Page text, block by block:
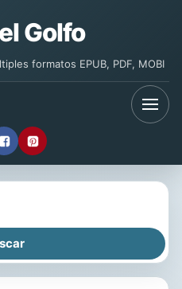
Golfo
formatos EPUB, PDF, MOBI